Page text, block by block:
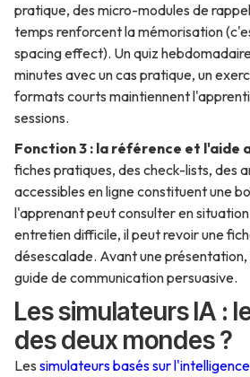
pratique, des micro-modules de
temps renforcent la mémorisation
spacing effect). Un quiz
minutes avec un cas pratique, un
formats courts maintiennent
sessions.
Fonction 3 : la référence et l'aide
fiches pratiques, des check-lists, des
accessibles en ligne constituent une
l'apprenant peut consulter en
entretien difficile, il peut revoir une
désescalade. Avant une
guide de communication persuasive.
Les simulateurs IA :
des deux mondes ?
Les simulateurs basés sur